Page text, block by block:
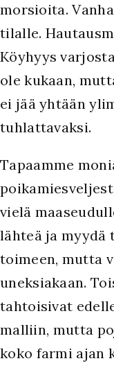
morsioita.
tilalle.
Köyhyys
ole kukaan,
ei jää yhtään
tuhlattavaksi.
Tapaamme
vielä
lähteä ja myydä
toimeen, mutta
uneksiakaan.
tahtoisivat
malliin, mutta
koko farmi ajan